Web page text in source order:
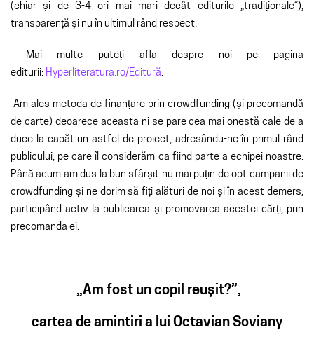
(chiar și de 3-4 ori mai mari decât editurile „tradiționale”),
transparență și nu în ultimul rând respect.
Mai multe puteți afla despre noi pe pagina
editurii: Hyperliteratura.ro/Editură.
Am ales metoda de finanțare prin crowdfunding (și precomandă
de carte) deoarece aceasta ni se pare cea mai onestă cale de a
duce la capăt un astfel de proiect, adresându-ne în primul rând
publicului, pe care îl considerăm ca fiind parte a echipei noastre.
Până acum am dus la bun sfârșit nu mai puțin de opt campanii de
crowdfunding și ne dorim să fiți alături de noi și în acest demers,
participând activ la publicarea și promovarea acestei cărți, prin
precomanda ei.
„Am fost un copil reușit?”,
cartea de amintiri a lui Octavian Soviany